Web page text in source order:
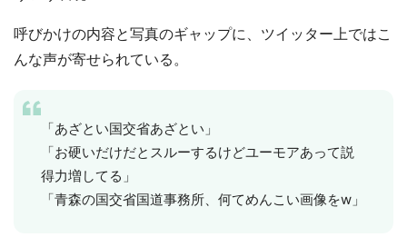
呼びかけの内容と写真のギャップに、ツイッター上ではこ
んな声が寄せられている。
「あざとい国交省あざとい」
「お硬いだけだとスルーするけどユーモアあって説
得力増してる」
「青森の国交省国道事務所、何てめんこい画像をw」